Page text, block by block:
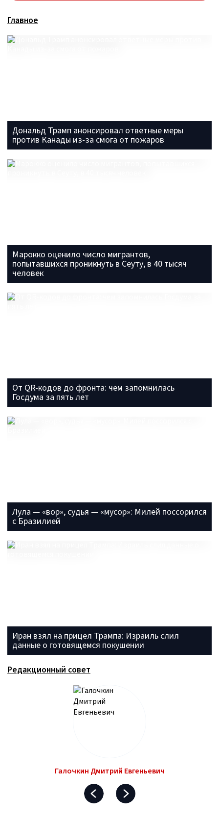
Главное
Дональд Трамп анонсировал ответные меры
против Канады из-за смога от пожаров
Марокко оценило число мигрантов,
попытавшихся проникнуть в Сеуту, в 40 тысяч
человек
От QR-кодов до фронта: чем запомнилась
Госдума за пять лет
Лула — «вор», судья — «мусор»: Милей поссорился
с Бразилией
Иран взял на прицел Трампа: Израиль слил
данные о готовящемся покушении
Редакционный совет
Галочкин Дмитрий Евгеньевич